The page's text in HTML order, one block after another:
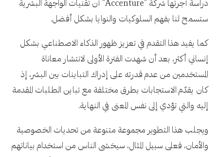
دراسة أجرتها شركة "Accenture" أن تقنيات الواجهة البشرية
ستسمح لنا بفهم السلوكيات والنوايا بشكل أفضل.
كما يفيد هذا التقدم في تعزيز ظهور الذكاء الاصطناعي بشكل
إنساني أكثر، بعد أن شهدت الفترة الأولى لانتشار معاناة
المستخدمين من عدم قدرته على إدراك التباينات بين البشر، إذ
كان يقدّم الاستجابات بطرق مختلفة مع تباين الطلبات المقدمة
إليه والتي تؤدي إلى نفس المعنى في النهاية.
ويجلب هذا التطوير مجموعة متنوعة من تحديات الخصوصية
والأمان، فعلى سبيل المثال، سيخشى الناس من استخدام بياناتهم